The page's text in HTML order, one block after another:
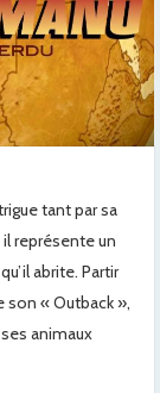
tant par sa
représente un
abrite. Partir
son « Outback »,
animaux